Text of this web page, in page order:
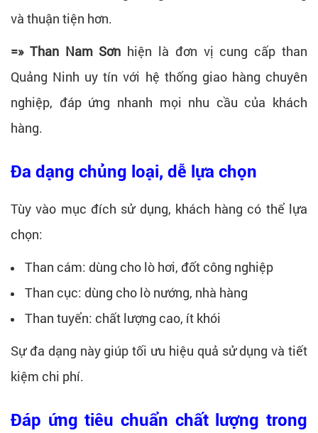
và thuận tiện hơn.
=» Than Nam Sơn hiện là đơn vị cung cấp than
Quảng Ninh uy tín với hệ thống giao hàng chuyên
nghiệp, đáp ứng nhanh mọi nhu cầu của khách
hàng.
Đa dạng chủng loại, dễ lựa chọn
Tùy vào mục đích sử dụng, khách hàng có thể lựa
chọn:
Than cám: dùng cho lò hơi, đốt công nghiệp
Than cục: dùng cho lò nướng, nhà hàng
Than tuyển: chất lượng cao, ít khói
Sự đa dạng này giúp tối ưu hiệu quả sử dụng và tiết
kiệm chi phí.
Đáp ứng tiêu chuẩn chất lượng trong